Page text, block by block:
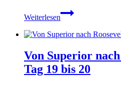
Weiterlesen
Von
Roosevelt
nach
–
Tag
21
Von Superior
Tag 19 bis 20